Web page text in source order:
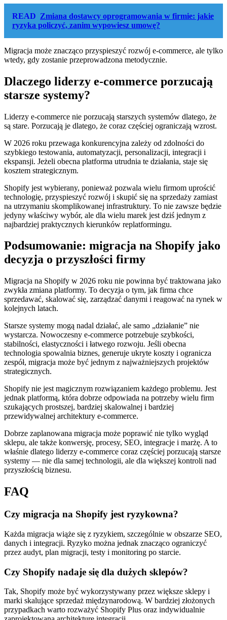
READ Zmiana dostawcy oprogramowania w firmie: jakie
ryzyka policzyć, zanim wypowiesz umowę?
Migracja może znacząco przyspieszyć rozwój e-commerce, ale tylko
wtedy, gdy zostanie przeprowadzona metodycznie.
Dlaczego liderzy e-commerce porzucają
starsze systemy?
Liderzy e-commerce nie porzucają starszych systemów dlatego, że
są stare. Porzucają je dlatego, że coraz częściej ograniczają wzrost.
W 2026 roku przewaga konkurencyjna zależy od zdolności do
szybkiego testowania, automatyzacji, personalizacji, integracji i
ekspansji. Jeżeli obecna platforma utrudnia te działania, staje się
kosztem strategicznym.
Shopify jest wybierany, ponieważ pozwala wielu firmom uprościć
technologię, przyspieszyć rozwój i skupić się na sprzedaży zamiast
na utrzymaniu skomplikowanej infrastruktury. To nie zawsze będzie
jedyny właściwy wybór, ale dla wielu marek jest dziś jednym z
najbardziej praktycznych kierunków replatformingu.
Podsumowanie: migracja na Shopify jako
decyzja o przyszłości firmy
Migracja na Shopify w 2026 roku nie powinna być traktowana jako
zwykła zmiana platformy. To decyzja o tym, jak firma chce
sprzedawać, skalować się, zarządzać danymi i reagować na rynek w
kolejnych latach.
Starsze systemy mogą nadal działać, ale samo „działanie” nie
wystarcza. Nowoczesny e-commerce potrzebuje szybkości,
stabilności, elastyczności i łatwego rozwoju. Jeśli obecna
technologia spowalnia biznes, generuje ukryte koszty i ogranicza
zespół, migracja może być jednym z najważniejszych projektów
strategicznych.
Shopify nie jest magicznym rozwiązaniem każdego problemu. Jest
jednak platformą, która dobrze odpowiada na potrzeby wielu firm
szukających prostszej, bardziej skalowalnej i bardziej
przewidywalnej architektury e-commerce.
Dobrze zaplanowana migracja może poprawić nie tylko wygląd
sklepu, ale także konwersję, procesy, SEO, integracje i marżę. A to
właśnie dlatego liderzy e-commerce coraz częściej porzucają starsze
systemy — nie dla samej technologii, ale dla większej kontroli nad
przyszłością biznesu.
FAQ
Czy migracja na Shopify jest ryzykowna?
Każda migracja wiąże się z ryzykiem, szczególnie w obszarze SEO,
danych i integracji. Ryzyko można jednak znacząco ograniczyć
przez audyt, plan migracji, testy i monitoring po starcie.
Czy Shopify nadaje się dla dużych sklepów?
Tak, Shopify może być wykorzystywany przez większe sklepy i
marki skalujące sprzedaż międzynarodową. W bardziej złożonych
przypadkach warto rozważyć Shopify Plus oraz indywidualnie